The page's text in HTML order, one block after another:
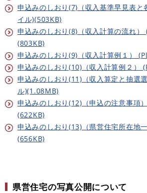
申込みのしおり(7)（収入基準早見表と
イル)(503KB)
申込みのしおり(8)（収入計算の流れ）
(803KB)
申込みのしおり(9)（収入計算例１）
申込みのしおり(10)（収入計算例２）
申込みのしおり(11)（収入算定と抽選
ル)(1.08MB)
申込みのしおり(12)（申込の注意事項
(622KB)
申込みのしおり(13)（県営住宅所在地
(656KB)
県営住宅の写真公開について